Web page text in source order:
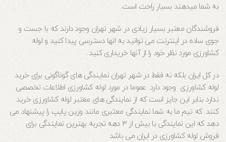
به شما میدهند بسیار راحت است.
فروشندگان معتبر بسیار زیادی در شهر تهران وجود دارند که با جست و
جوی ساده در اینترنت می توانید به انها دسترسی پیدا کنید و لوله
کشاورزی مورد نظر خود را از آنها خریداری کنید.
در کل ایران بلکه نه فقط در شهر تهران نمایندگی های گوناگونی برای خرید
لوله کشاورزی وجود دارد. عموما در مورد لوله کشاورزی اطلاعات تخصصی
ندارد بنابر این جایز است که از نمایندگی های معتبر لوله کشاورزی خرید
کنند. که تیم ما به شما نمایندگی معتبری مانند وزین پایپ را پیشنهاد می
دهد که این نمایندگی با بیش از 3 دهه تجربه بهترین نمایندگی برای
فروش لوله کشاورزی در ایران می باشد